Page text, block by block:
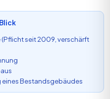
seit 2009, verschärft
eines Bestandsgebäudes